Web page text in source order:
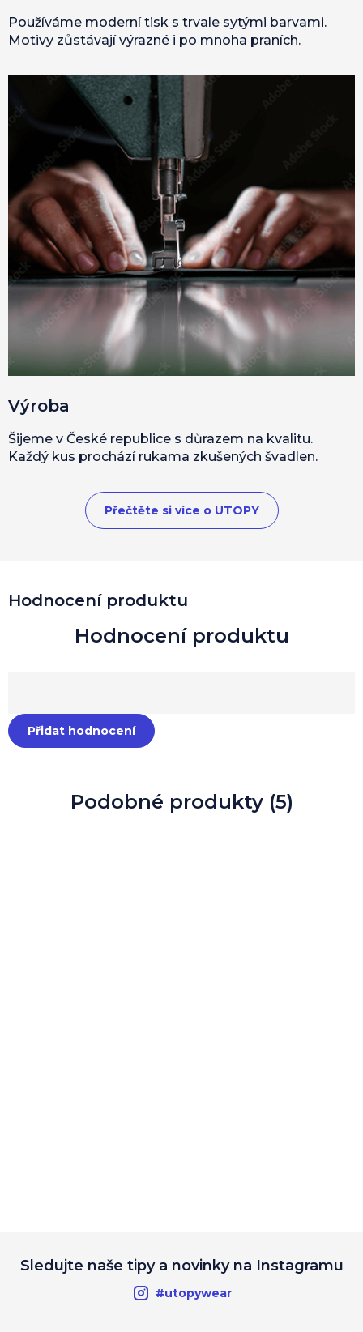
Podobné produkty (5)
Hodnocení produktu
Přidat hodnocení
Používáme moderní tisk s trvale sytými barvami.
Motivy zůstávají výrazné i po mnoha praních.
Výroba
Šijeme v České republice s důrazem na kvalitu.
Každý kus prochází rukama zkušených švadlen.
Přečtěte si více o UTOPY
Sledujte naše tipy a novinky na Instagramu
#utopywear